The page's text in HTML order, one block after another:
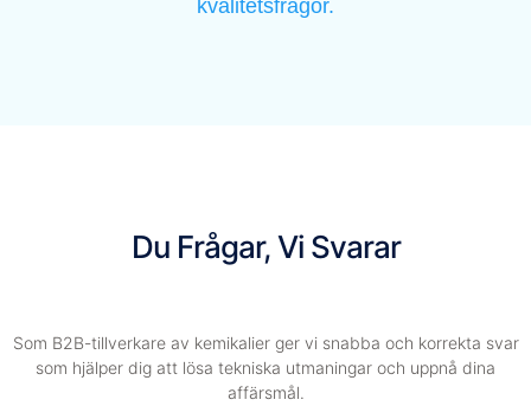
kvalitetsfrågor.
Du Frågar, Vi Svarar
Som B2B-tillverkare av kemikalier ger vi snabba och korrekta svar
som hjälper dig att lösa tekniska utmaningar och uppnå dina
affärsmål.